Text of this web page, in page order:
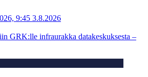
9:45 3.8.2026
GRK:lle infraurakka datakeskuksesta –